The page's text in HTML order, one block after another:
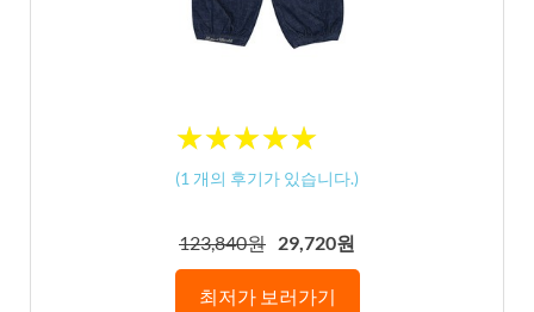
★★★★★
★★★★★
(1 개의 후기가 있습니다.)
123,840원 29,720원
최저가 보러가기